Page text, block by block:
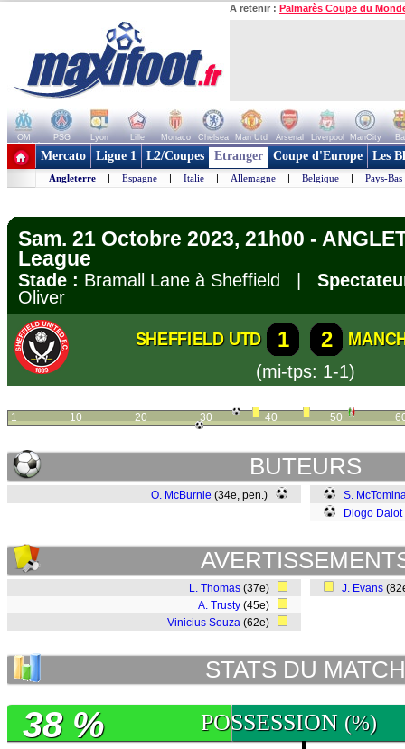
A retenir : Palmarès Coupe du
OM PSG Lyon Lille Monaco Chelsea Man Utd Arsenal Liverpool ManCity
+ de clubs
Mercato Ligue 1 L2/Coupes Etranger Coupe d'Europe Les
Angleterre | Espagne | Italie | Allemagne | Belgique | Pays-Bas
Sam. 21 Octobre 2023, 21h00 -
League
Stade : Bramall Lane à Sheffield |
Oliver
SHEFFIELD UTD 1 2
(mi-tps: 1-1)
1 10 20 30 40 50
BUTEURS
O. McBurnie (34e, pen.)
S.
Diogo Dalot
L. Thomas (37e)
A. Trusty (45e)
Vinicius Souza (62e)
J. Evans
STATS DU MATCH
POSSESSION (%)
38 %